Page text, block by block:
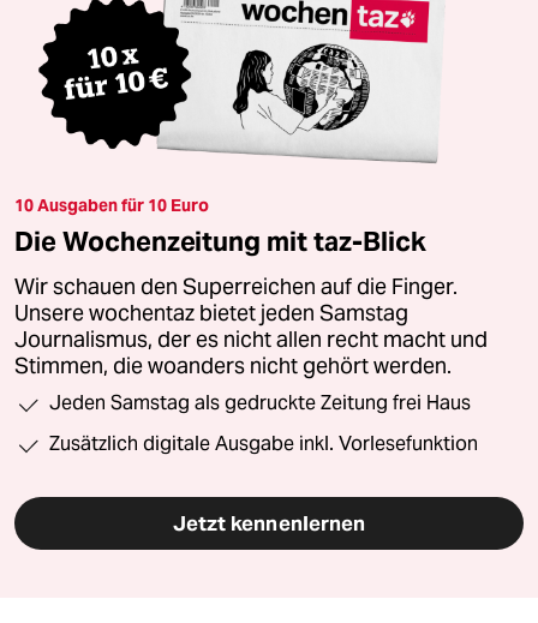
10 Ausgaben für 10 Euro
Die Wochenzeitung mit taz-Blick
Wir schauen den Superreichen auf die Finger.
Unsere wochentaz bietet jeden Samstag
Journalismus, der es nicht allen recht macht und
Stimmen, die woanders nicht gehört werden.
Jeden Samstag als gedruckte Zeitung frei Haus
Zusätzlich digitale Ausgabe inkl. Vorlesefunktion
Jetzt kennenlernen